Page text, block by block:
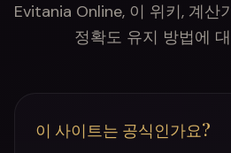
Evitania Online, 이 위키, 계산
정확도 유지 방법에
이 사이트는 공식인가요?